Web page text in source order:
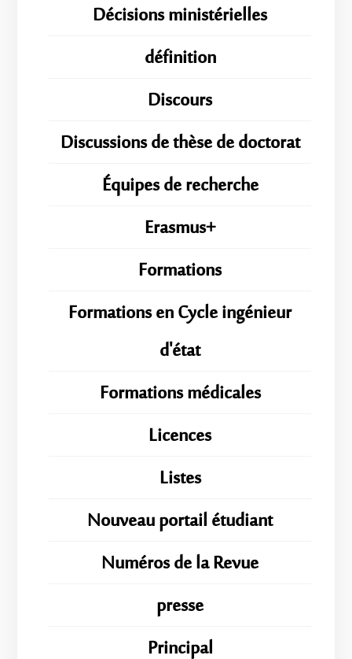
Décisions ministérielles
définition
Discours
Discussions de thèse de doctorat
Équipes de recherche
Erasmus+
Formations
Formations en Cycle ingénieur
d'état
Formations médicales
Licences
Listes
Nouveau portail étudiant
Numéros de la Revue
presse
Principal